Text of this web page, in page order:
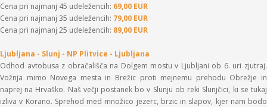
Cena pri najmanj 45 udeležencih: 69,00 EUR
Cena pri najmanj 35 udeležencih: 79,00 EUR
Cena pri najmanj 25 udeležencih: 89,00 EUR
Ljubljana - Slunj - NP Plitvice - Ljubljana
Odhod avtobusa z obračališča na Dolgem mostu v Ljubljani ob 6. uri zjutraj.
Vožnja mimo Novega mesta in Brežic proti mejnemu prehodu Obrežje in
naprej na Hrvaško. Naš večji postanek bo v Slunju ob reki Slunjčici, ki se tukaj
izliva v Korano. Sprehod med množico jezerc, brzic in slapov, kjer nam bodo